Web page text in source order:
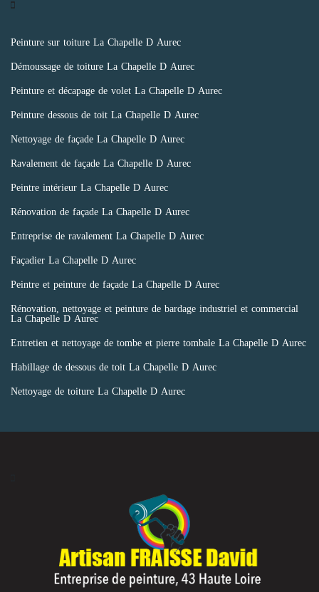
Peinture sur toiture La Chapelle D Aurec
Démoussage de toiture La Chapelle D Aurec
Peinture et décapage de volet La Chapelle D Aurec
Peinture dessous de toit La Chapelle D Aurec
Nettoyage de façade La Chapelle D Aurec
Ravalement de façade La Chapelle D Aurec
Peintre intérieur La Chapelle D Aurec
Rénovation de façade La Chapelle D Aurec
Entreprise de ravalement La Chapelle D Aurec
Façadier La Chapelle D Aurec
Peintre et peinture de façade La Chapelle D Aurec
Rénovation, nettoyage et peinture de bardage industriel et commercial
La Chapelle D Aurec
Entretien et nettoyage de tombe et pierre tombale La Chapelle D Aurec
Habillage de dessous de toit La Chapelle D Aurec
Nettoyage de toiture La Chapelle D Aurec